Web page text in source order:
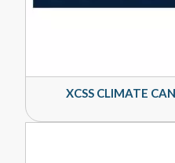
XCSS CLIMATE